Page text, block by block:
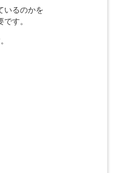
いるのかを
す。